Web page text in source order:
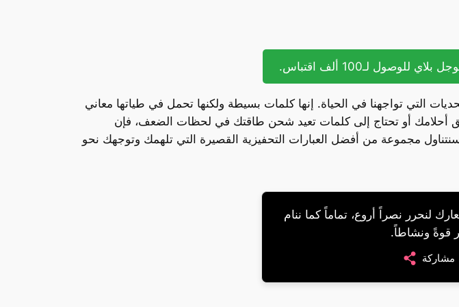
لـ100 ألف اقتباس.
التي تواجهنا في الحياة. إنها كلمات بسيطة ولكنها تحمل في طياتها معاني
أو تحتاج إلى كلمات تعيد شحن طاقتك في لحظات الضعف، فإن
مجموعة من أفضل العبارات التحفيزية القصيرة التي تلهمك وتوجهك نحو
لنحرر نصراً أروع، تماماً كما ننام
قوةً ونشاطاً.
مشاركة